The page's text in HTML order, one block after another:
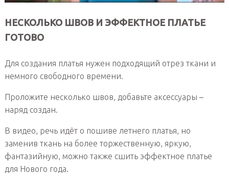
НЕСКОЛЬКО ШВОВ И ЭФФЕКТНОЕ ПЛАТЬЕ
ГОТОВО
Для создания платья нужен подходящий отрез ткани и
немного свободного времени.
Проложите несколько швов, добавьте аксессуары –
наряд создан.
В видео, речь идёт о пошиве летнего платья, но
заменив ткань на более торжественную, яркую,
фантазийную, можно также сшить эффектное платье
для Нового года.